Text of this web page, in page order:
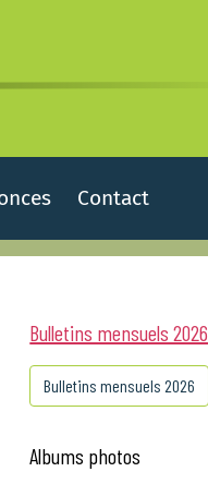
Contact
Bulletins mensuels 2026
Bulletins mensuels 2026
Albums photos